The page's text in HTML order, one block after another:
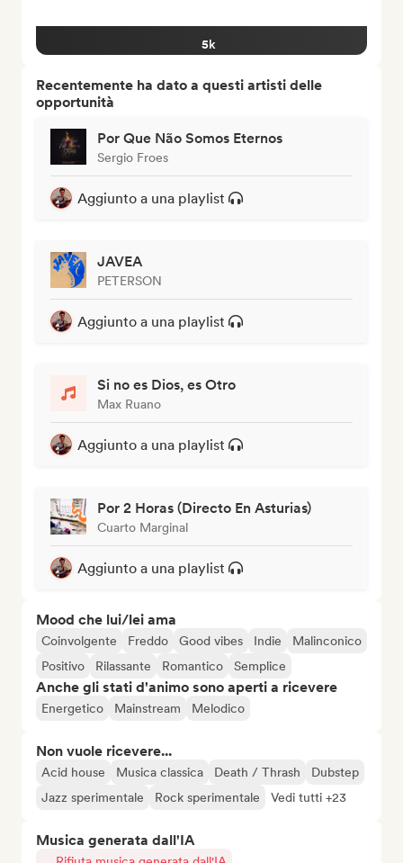
5k
Recentemente ha dato a questi artisti delle
opportunità
Por Que Não Somos Eternos
Sergio Froes
Aggiunto a una playlist
JAVEA
PETERSON
Aggiunto a una playlist
Si no es Dios, es Otro
Max Ruano
Aggiunto a una playlist
Por 2 Horas (Directo En Asturias)
Cuarto Marginal
Aggiunto a una playlist
Mood che lui/lei ama
Coinvolgente Freddo Good vibes Indie
Malinconico
Positivo
Rilassante Romantico Semplice
Anche gli stati d'animo sono aperti a ricevere
Energetico Mainstream Melodico
Non vuole ricevere...
Acid house Musica classica Death / Thrash
Dubstep
Jazz sperimentale
Rock sperimentale Vedi tutti +23
Musica generata dall'IA